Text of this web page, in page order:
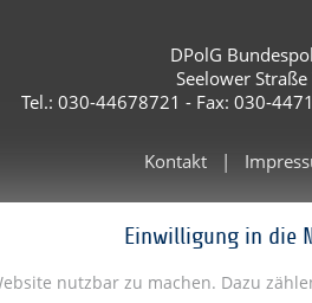
DPolG
Seelower
Tel.: 030-44678721 - Fax: 030-
Kontakt
Einwilligung in die
nutzbar zu machen. Dazu